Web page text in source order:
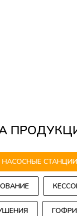
СТАНЦИИ